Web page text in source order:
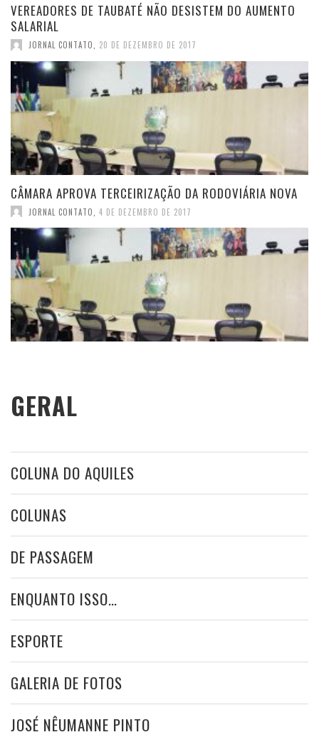
VEREADORES DE TAUBATÉ NÃO DESISTEM DO AUMENTO
SALARIAL
JORNAL CONTATO 20 DE DEZEMBRO DE 2017
CÂMARA APROVA TERCEIRIZAÇÃO DA RODOVIÁRIA NOVA
JORNAL CONTATO 4 DE DEZEMBRO DE 2017
GERAL
COLUNA DO AQUILES
COLUNAS
DE PASSAGEM
ENQUANTO ISSO…
ESPORTE
GALERIA DE FOTOS
JOSÉ NÊUMANNE PINTO